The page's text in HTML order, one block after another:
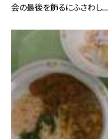
会の最後を飾るにふさわし...